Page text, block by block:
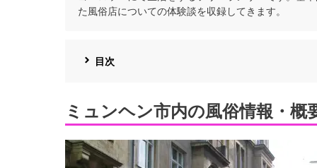
た風俗店についての体験談を収録してきます。
目次
ミュンヘン市内の風俗情報・概